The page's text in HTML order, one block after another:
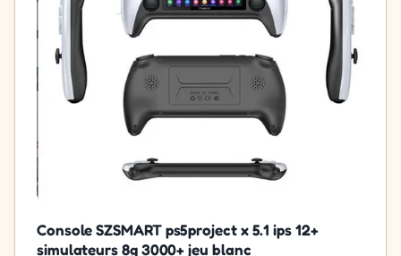
Console SZSMART ps5project x 5.1 ips 12+
simulateurs 8g 3000+ jeu blanc